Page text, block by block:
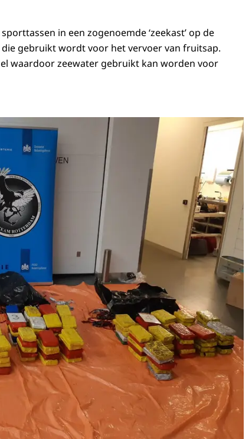
in een zogenoemde ‘zeekast’ op de
gebruikt wordt voor het vervoer van fruitsap.
waardoor zeewater gebruikt kan worden voor